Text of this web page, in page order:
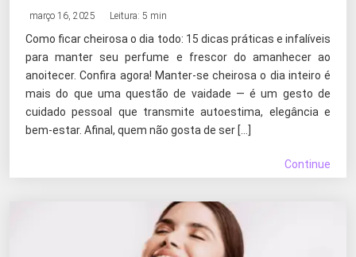
março 16, 2025 Leitura: 5 min
Como ficar cheirosa o dia todo: 15 dicas práticas e infalíveis
para manter seu perfume e frescor do amanhecer ao
anoitecer. Confira agora! Manter-se cheirosa o dia inteiro é
mais do que uma questão de vaidade — é um gesto de
cuidado pessoal que transmite autoestima, elegância e
bem-estar. Afinal, quem não gosta de ser […]
Continue